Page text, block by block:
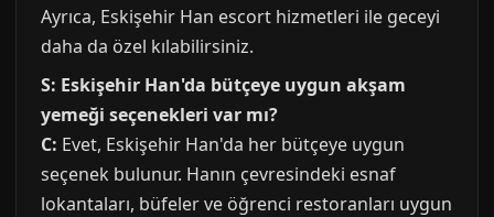
Ayrıca, Eskişehir Han escort hizmetleri ile geceyi
daha da özel kılabilirsiniz.
S: Eskişehir Han'da bütçeye uygun akşam
yemeği seçenekleri var mı?
C: Evet, Eskişehir Han'da her bütçeye uygun
seçenek bulunur. Hanın çevresindeki esnaf
lokantaları, büfeler ve öğrenci restoranları uygun